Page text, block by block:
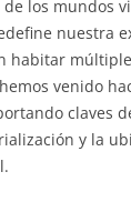
los mundos
nuestra
habitar
venido
claves
y la